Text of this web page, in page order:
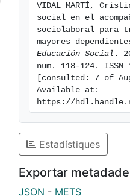
VIDAL MARTÍ,
social en el
sociolaboral para
mayores
Educación Social .
num. 118-124. ISSN
[consulted: 7 of
Available at:
https://
Estadístiques
Exportar
JSON - METS